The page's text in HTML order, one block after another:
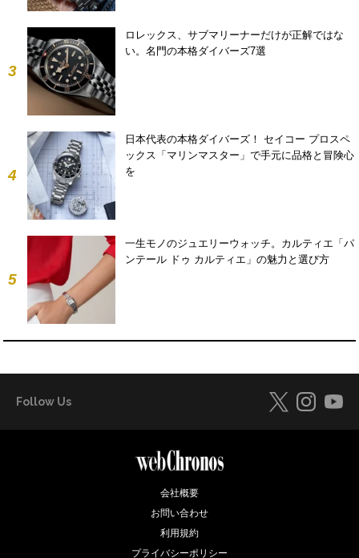
3
ロレックス、サブマリーナーだけが正解ではな
い。名門の本格ダイバーズ7選
4
日本代表の本格ダイバーズ！ セイコー プロスペ
ックス「マリンマスター」で手元に品格と冒険心
を
5
一生モノのジュエリーウォッチ。カルティエ「パ
ンテール ドゥ カルティエ」の魅力と選び方
Follow Us
会社概要
お問い合わせ
利用規約
プライバシーポリシー